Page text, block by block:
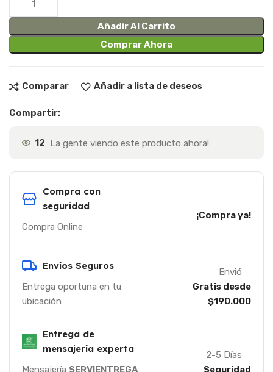
Añadir Al Carrito
Comprar Ahora
Comparar Añadir a lista de deseos
Compartir:
12 La gente viendo este producto ahora!
Compra con
seguridad
Compra Online
¡Compra ya!
Envíos Seguros
Entrega oportuna en tu
ubicación
Envió
Gratis desde
$190.000
Entrega de
mensajería experta
Mensajería SERVIENTREGA
2-5 Días
Seguridad